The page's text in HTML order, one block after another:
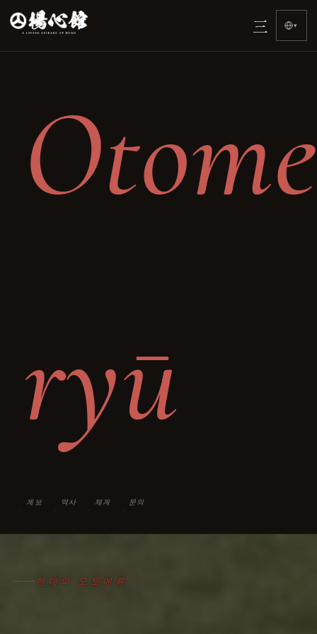
三 ▾
홈
›
ryū
계보
역사
체계
문의
현대의 오토메류